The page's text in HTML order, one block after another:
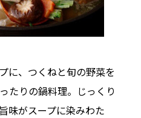
に、つくねと旬の野菜を
たりの鍋料理。じっくり
味がスープに染みわた